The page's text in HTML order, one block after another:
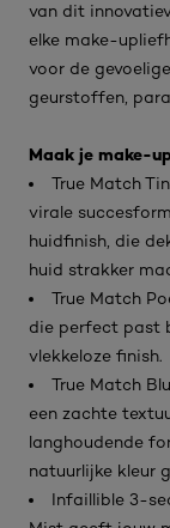
van dit
elke make-
voor de
geurstoffen,
Maak je make-
True Match
virale
huidfinish, die
huid strakker
True Match
die perfect past
vlekkeloze finish.
True Match
een zachte
langhoudende
natuurlijke kleur
Infaillible 3-